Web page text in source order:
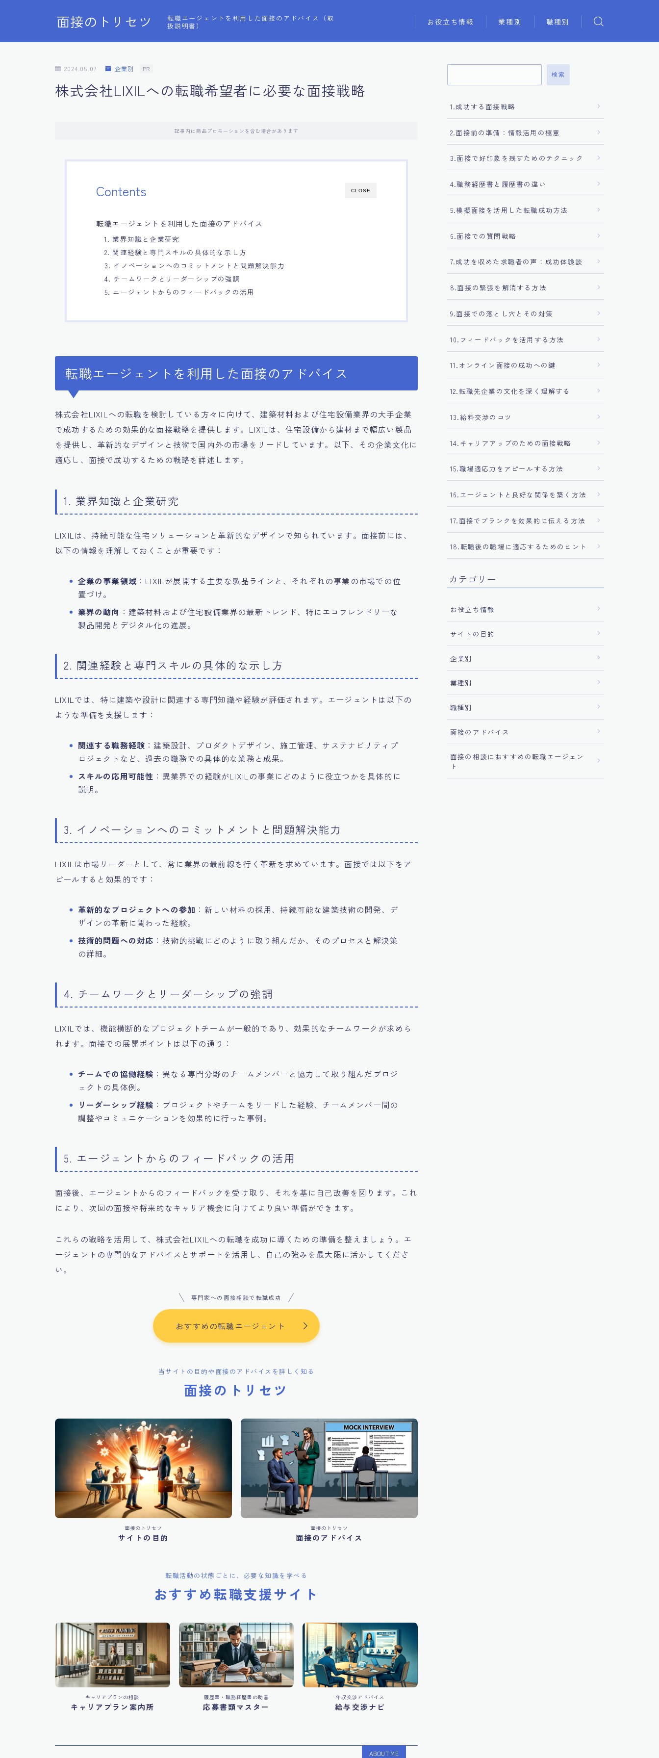
面接のトリセツ
転職エージェントを利用した面接のアドバイス（取
扱説明書）
お役立ち情報 業種別 職種別
2024.05.07 企業別 PR
株式会社LIXILへの転職希望者に必要な面接戦略
記事内に商品プロモーションを含む場合があります
CLOSE
Contents
転職エージェントを利用した面接のアドバイス
1. 業界知識と企業研究
2. 関連経験と専門スキルの具体的な示し方
3. イノベーションへのコミットメントと問題解決能力
4. チームワークとリーダーシップの強調
5. エージェントからのフィードバックの活用
転職エージェントを利用した面接のアドバイス
株式会社LIXILへの転職を検討している方々に向けて、建築材料および住宅設備業界の大手企業
で成功するための効果的な面接戦略を提供します。LIXILは、住宅設備から建材まで幅広い製品
を提供し、革新的なデザインと技術で国内外の市場をリードしています。以下、その企業文化に
適応し、面接で成功するための戦略を詳述します。
1. 業界知識と企業研究
LIXILは、持続可能な住宅ソリューションと革新的なデザインで知られています。面接前には、
以下の情報を理解しておくことが重要です：
企業の事業領域：LIXILが展開する主要な製品ラインと、それぞれの事業の市場での位
置づけ。
業界の動向 ：建築材料および住宅設備業界の最新トレンド、特にエコフレンドリーな
製品開発とデジタル化の進展。
2. 関連経験と専門スキルの具体的な示し方
LIXILでは、特に建築や設計に関連する専門知識や経験が評価されます。エージェントは以下の
ような準備を支援します：
関連する職務経験 ：建築設計、プロダクトデザイン、施工管理、サステナビリティプ
ロジェクトなど、過去の職務での具体的な業務と成果。
スキルの応用可能性 ：異業界での経験がLIXILの事業にどのように役立つかを具体的に
説明。
3. イノベーションへのコミットメントと問題解決能力
LIXILは市場リーダーとして、常に業界の最前線を行く革新を求めています。面接では以下をア
ピールすると効果的です：
革新的なプロジェクトへの参加 ：新しい材料の採用、持続可能な建築技術の開発、デ
ザインの革新に関わった経験。
技術的問題への対応 ：技術的挑戦にどのように取り組んだか、そのプロセスと解決策
の詳細。
4. チームワークとリーダーシップの強調
LIXILでは、機能横断的なプロジェクトチームが一般的であり、効果的なチームワークが求めら
れます。面接での展開ポイントは以下の通り：
チームでの協働経験 ：異なる専門分野のチームメンバーと協力して取り組んだプロジ
ェクトの具体例。
リーダーシップ経験 ：プロジェクトやチームをリードした経験、チームメンバー間の
調整やコミュニケーションを効果的に行った事例。
5. エージェントからのフィードバックの活用
面接後、エージェントからのフィードバックを受け取り、それを基に自己改善を図ります。これ
により、次回の面接や将来的なキャリア機会に向けてより良い準備ができます。
これらの戦略を活用して、株式会社LIXILへの転職を成功に導くための準備を整えましょう。エ
ージェントの専門的なアドバイスとサポートを活用し、自己の強みを最大限に活かしてくださ
い。
専門家への面接相談で転職成功
おすすめの転職エージェント
当サイトの目的や面接のアドバイスを詳しく知る
面接のトリセツ
面接のトリセツ
サイトの目的
面接のトリセツ
面接のアドバイス
転職活動の状態ごとに、必要な知識を学べる
おすすめ転職支援サイト
キャリアプランの相談
キャリアプラン案内所
履歴書・職務経歴書の助言
応募書類マスター
年収交渉アドバイス
給与交渉ナビ
ABOUT ME
検索
1.成功する面接戦略
2.面接前の準備：情報活用の極意
3.面接で好印象を残すためのテクニック
4.職務経歴書と履歴書の違い
5.模擬面接を活用した転職成功方法
6.面接での質問戦略
7.成功を収めた求職者の声：成功体験談
8.面接の緊張を解消する方法
9.面接での落とし穴とその対策
10.フィードバックを活用する方法
11.オンライン面接の成功への鍵
12.転職先企業の文化を深く理解する
13.給料交渉のコツ
14.キャリアアップのための面接戦略
15.職場適応力をアピールする方法
16.エージェントと良好な関係を築く方法
17.面接でブランクを効果的に伝える方法
18.転職後の職場に適応するためのヒント
カテゴリー
お役立ち情報
サイトの目的
企業別
業種別
職種別
面接のアドバイス
面接の相談におすすめの転職エージェン
ト